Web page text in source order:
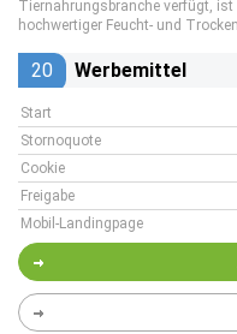
Tiernahrungsbranche verfügt,
hochwertiger Feucht- und
20 Werbemittel
Start
Stornoquote
Cookie
Freigabe
Mobil-Landingpage